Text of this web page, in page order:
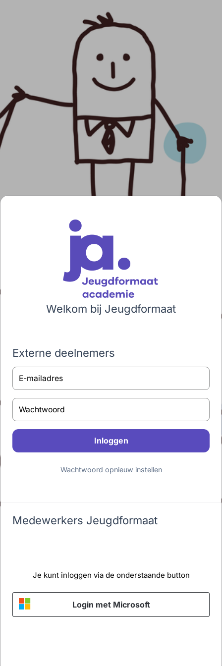
Welkom bij Jeugdformaat
Externe deelnemers
E-mailadres
Wachtwoord
Inloggen
Wachtwoord opnieuw instellen
Medewerkers Jeugdformaat
Je kunt inloggen via de onderstaande button
Login met Microsoft